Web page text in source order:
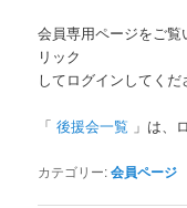
会員専用ページをご
リック
してログインしてくだ
「後援会一覧 」は、
カテゴリー:会員ページ